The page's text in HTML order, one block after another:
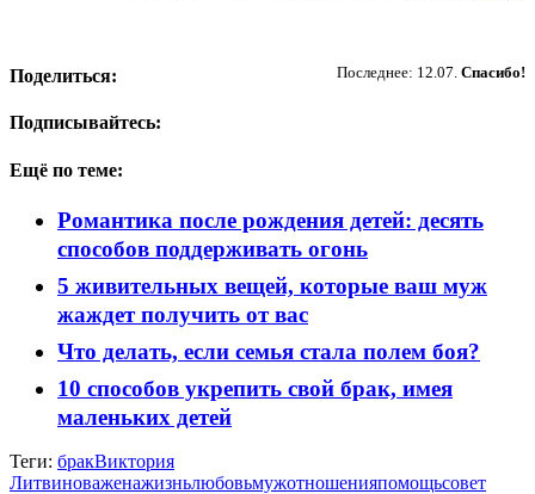
Последнее: 12.07. Спасибо!
Поделиться:
Подписывайтесь:
Ещё по теме:
Романтика после рождения детей: десять
способов поддерживать огонь
5 живительных вещей, которые ваш муж
жаждет получить от вас
Что делать, если семья стала полем боя?
10 способов укрепить свой брак, имея
маленьких детей
Теги: бракВиктория
Литвиноваженажизньлюбовьмужотношенияпомощьсовет